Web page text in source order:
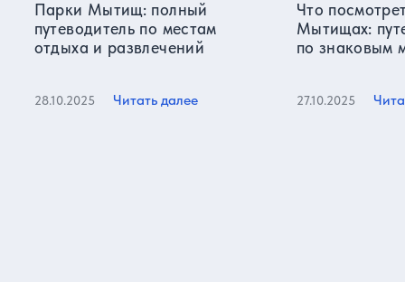
Парки Мытищ: полный
путеводитель по местам
отдыха и развлечений
28.10.2025 Читать далее
Что
Мытищах:
по знаковым
27.10.2025